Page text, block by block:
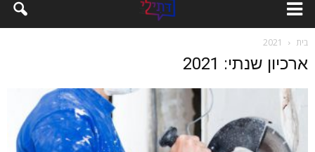
בית 2021
ארכיון שנתי: 2021